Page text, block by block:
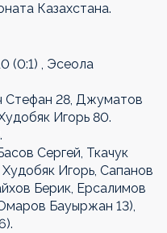
Казахстана.
(0:1) , Эсеола
Стефан 28, Джуматов
Игорь 80.
Сергей, Ткачук
Игорь, Сапанов
Берик, Ерсалимов
Бауыржан 13),